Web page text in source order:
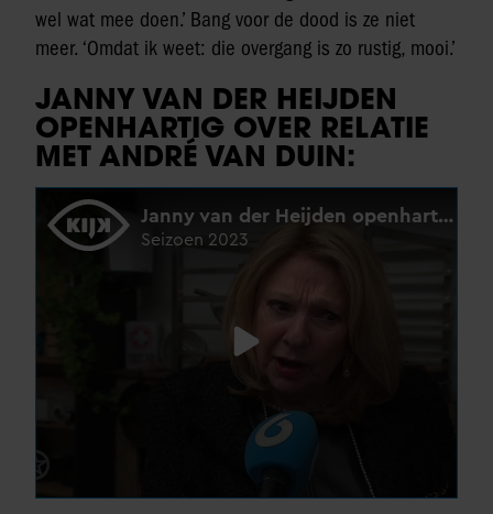
wel wat mee doen.’ Bang voor de dood is ze niet
meer. ‘Omdat ik weet: die overgang is zo rustig, mooi.’
JANNY VAN DER HEIJDEN
OPENHARTIG OVER RELATIE
MET ANDRÉ VAN DUIN: